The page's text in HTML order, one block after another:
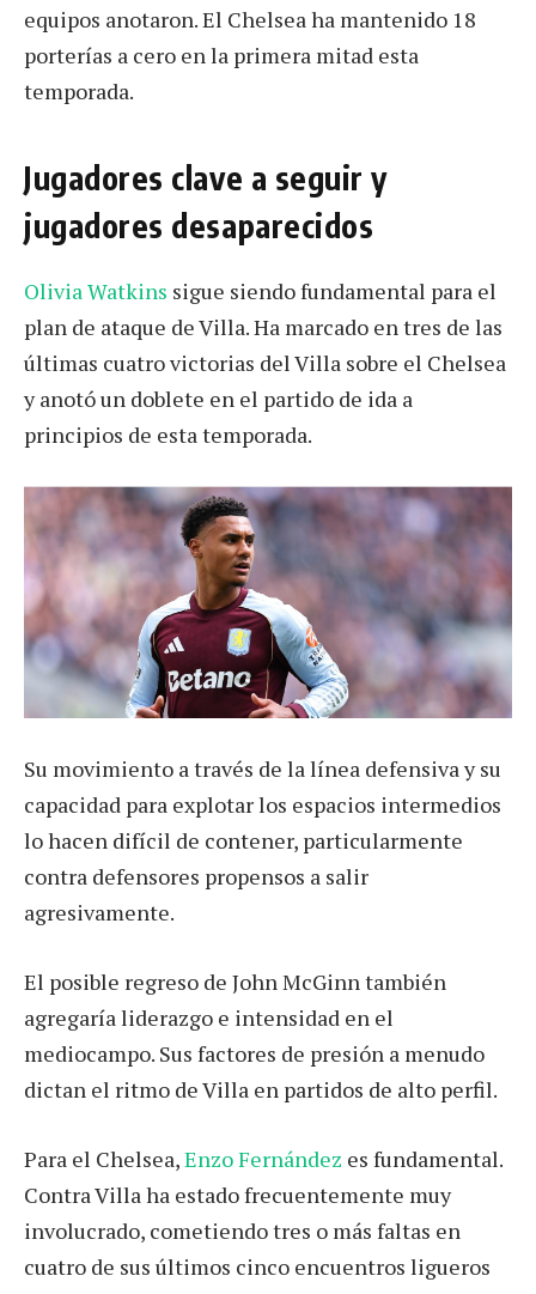
equipos anotaron. El Chelsea ha mantenido 18
porterías a cero en la primera mitad esta
temporada.
Jugadores clave a seguir y
jugadores desaparecidos
Olivia Watkins sigue siendo fundamental para el
plan de ataque de Villa. Ha marcado en tres de las
últimas cuatro victorias del Villa sobre el Chelsea
y anotó un doblete en el partido de ida a
principios de esta temporada.
Su movimiento a través de la línea defensiva y su
capacidad para explotar los espacios intermedios
lo hacen difícil de contener, particularmente
contra defensores propensos a salir
agresivamente.
El posible regreso de John McGinn también
agregaría liderazgo e intensidad en el
mediocampo. Sus factores de presión a menudo
dictan el ritmo de Villa en partidos de alto perfil.
Para el Chelsea,Enzo Fernández es fundamental.
Contra Villa ha estado frecuentemente muy
involucrado, cometiendo tres o más faltas en
cuatro de sus últimos cinco encuentros ligueros